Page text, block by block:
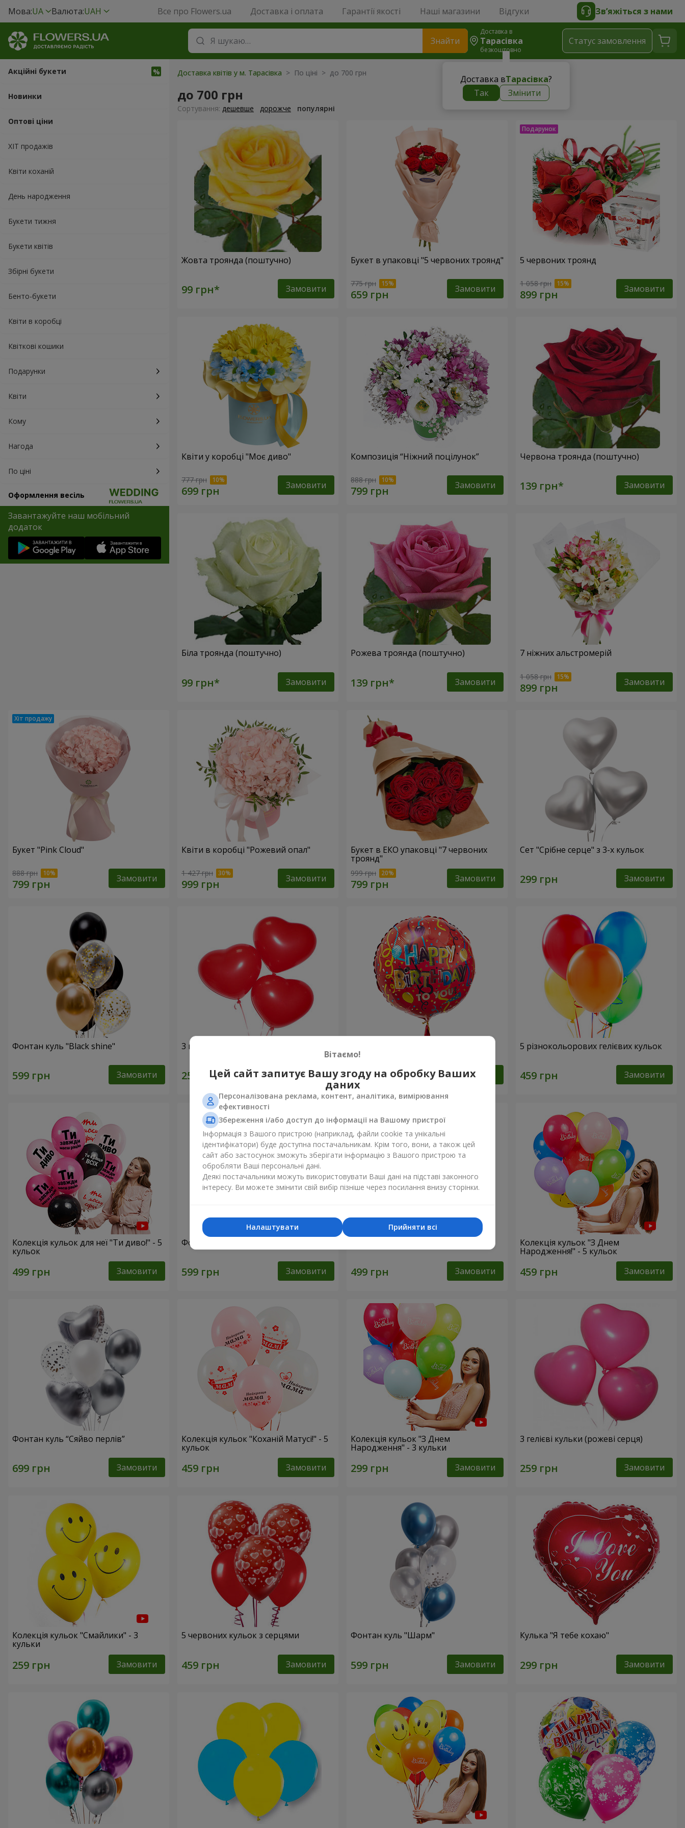
Мова:UA Валюта:UAH Все про Flowers.ua Доставка і оплата Гарантії якості Наші магазини Відгуки Зв’яжіться з нами
Знайти
Доставка в
Тарасівка
безкоштовно
Доставка вТарасівка?
Так
Змінити
Статус замовлення
Акційні букети
Новинки
Оптові ціни
ХІТ продажів
Квіти коханій
День народження
Букети тижня
Букети квітів
Збірні букети
Бенто-букети
Квіти в коробці
Квіткові кошики
Подарунки
Квіти
Кому
Нагода
По ціні
Оформлення весіль
Завантажуйте наш мобільний
додаток
Доставка квітів у м. Тарасівка > По ціні > до 700 грн
до 700 грн
Сортування: дешевше дорожче популярні
Жовта троянда (поштучно)
Замовити
Букет в упаковці "5 червоних троянд"
775 грн Замовити
5 червоних троянд
1 058 грн Замовити
Квіти у коробці "Моє диво"
777 грн Замовити
Композиція “Ніжний поцілунок”
888 грн Замовити
Червона троянда (поштучно)
Замовити
Біла троянда (поштучно)
Замовити
Рожева троянда (поштучно)
Замовити
7 ніжних альстромерій
1 058 грн Замовити
Букет "Pink Cloud"
888 грн Замовити
Квіти в коробці "Рожевий опал"
1 427 грн Замовити
Букет в ЕКО упаковці "7 червоних
троянд"
999 грн Замовити
Сет "Срібне серце" з 3-х кульок
Замовити
Фонтан куль "Black shine"
Замовити
3 гелієві кульки (червоні серця)
Замовити Замовити
5 різнокольорових гелієвих кульок
Замовити
Колекція кульок для неї "Ти диво!" - 5
кульок
Замовити
Фонтан куль "Ніжність"
Замовити Замовити
Колекція кульок "З Днем
Народження!" - 5 кульок
Замовити
Фонтан куль “Сяйво перлів”
Замовити
Колекція кульок "Коханій Матусі!" - 5
кульок
Замовити
Колекція кульок "З Днем
Народження" - 3 кульки
Замовити
3 гелієві кульки (рожеві серця)
Замовити
Колекція кульок "Смайлики" - 3
кульки
Замовити
5 червоних кульок з серцями
Замовити
Фонтан куль "Шарм"
Замовити
Кулька "Я тебе кохаю"
Замовити
Вітаємо!
Цей сайт запитує Вашу згоду на обробку Ваших
даних
Персоналізована реклама, контент, аналітика, вимірювання
ефективності
Збереження і/або доступ до інформації на Вашому пристрої
Інформація з Вашого пристрою (наприклад, файли cookie та унікальні
ідентифікатори) буде доступна постачальникам. Крім того, вони, а також цей
сайт або застосунок зможуть зберігати інформацію з Вашого пристрою та
обробляти Ваші персональні дані.
Деякі постачальники можуть використовувати Ваші дані на підставі законного
інтересу. Ви можете змінити свій вибір пізніше через посилання внизу сторінки.
Прийняти всі
Налаштувати